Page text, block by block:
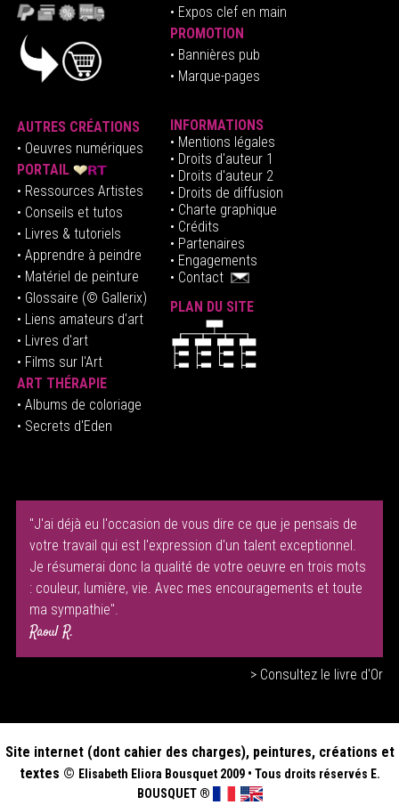
• Expos clef en main
PROMOTION
• Bannières pub
• Marque-pages
AUTRES CRÉATIONS
• Oeuvres numériques
PORTAIL
• Ressources Artistes
• Conseils et tutos
• Livres & tutoriels
• Apprendre à peindre
• Matériel de peinture
• Glossaire (© Gallerix)
• Liens amateurs d'art
• Livres d'art
• Films sur l'Art
ART THÉRAPIE
• Albums de coloriage
• Secrets d'Eden
INFORMATIONS
• Mentions légales
• Droits d'auteur1
• Droits d'auteur 2
• Droits de diffusion
• Charte graphique
• Crédits
• Partenaires
• Engagements
• Contact
PLAN DU SITE
"J'ai déjà eu l'occasion de vous dire ce que je pensais de
votre travail qui est l'expression d'un talent exceptionnel.
Je résumerai donc la qualité de votre oeuvre en trois mots
: couleur, lumière, vie. Avec mes encouragements et toute
ma sympathie".
Raoul R.
> Consultez le livre d'Or
Site internet (dont cahier des charges), peintures, créations et
textes © Elisabeth Eliora Bousquet 2009 • Tous droits réservés E.
BOUSQUET ®